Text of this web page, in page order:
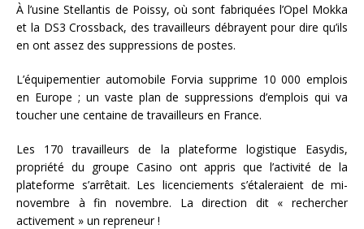
À l’usine Stellantis de Poissy, où sont fabriquées l’Opel Mokka
et la DS3 Crossback, des travailleurs débrayent pour dire qu’ils
en ont assez des suppressions de postes.
L’équipementier automobile Forvia supprime 10 000 emplois
en Europe ; un vaste plan de suppressions d’emplois qui va
toucher une centaine de travailleurs en France.
Les 170 travailleurs de la plateforme logistique Easydis,
propriété du groupe Casino ont appris que l’activité de la
plateforme s’arrêtait. Les licenciements s’étaleraient de mi-
novembre à fin novembre. La direction dit « rechercher
activement » un repreneur !